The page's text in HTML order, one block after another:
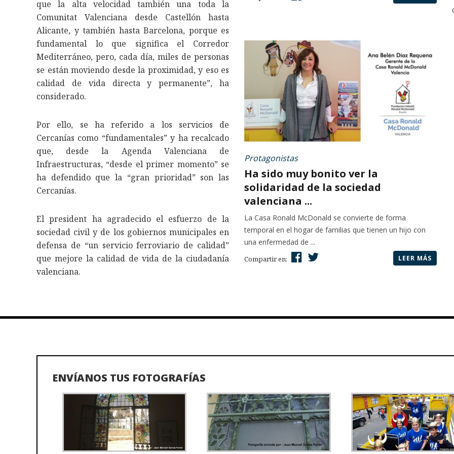
que la alta velocidad también una toda la
Comunitat Valenciana desde Castellón hasta
Alicante, y también hasta Barcelona, porque es
fundamental lo que significa el Corredor
Mediterráneo, pero, cada día, miles de personas
se están moviendo desde la proximidad, y eso es
calidad de vida directa y permanente”, ha
considerado.
Por ello, se ha referido a los servicios de
Cercanías como “fundamentales” y ha recalcado
que, desde la Agenda Valenciana de
Infraestructuras, “desde el primer momento” se
ha defendido que la “gran prioridad” son las
Cercanías.
El president ha agradecido el esfuerzo de la
sociedad civil y de los gobiernos municipales en
defensa de “un servicio ferroviario de calidad”
que mejore la calidad de vida de la ciudadanía
valenciana.
Protagonistas
Ha sido muy bonito ver la
solidaridad de la sociedad
valenciana ...
La Casa Ronald McDonald se convierte de forma
temporal en el hogar de familias que tienen un hijo con
una enfermedad de ...
Compartir en: LEER MÁS
ENVÍANOS TUS FOTOGRAFÍAS